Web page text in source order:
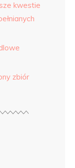
kwestie
zbiór